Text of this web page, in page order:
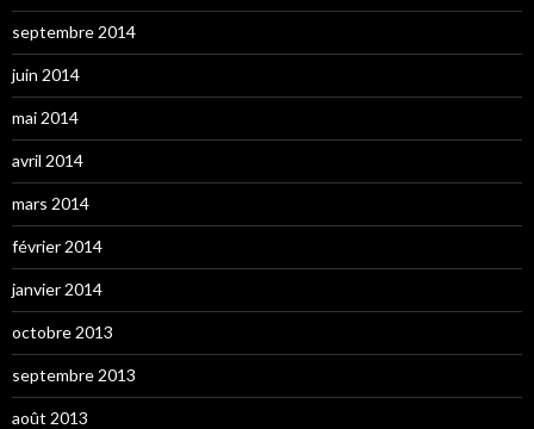
septembre 2014
juin 2014
mai 2014
avril 2014
mars 2014
février 2014
janvier 2014
octobre 2013
septembre 2013
août 2013